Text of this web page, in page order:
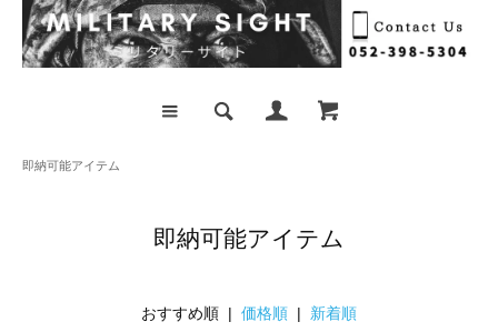
即納可能アイテム
即納可能アイテム
おすすめ順 | 価格順 | 新着順